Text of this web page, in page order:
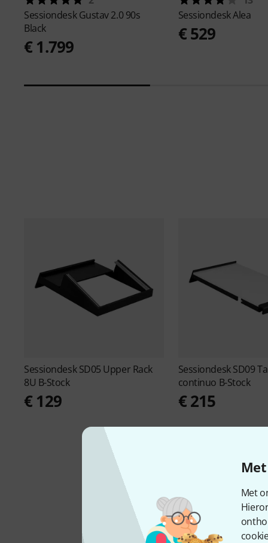
Met
SessiondeskGustav 2.0 90s
Black
€ 1.799
SessiondeskAlea
€ 529
SessiondeskSD05 Upper Rack
8U B-Stock
€ 129
SessiondeskSD09
continuo B-Stock
€ 215